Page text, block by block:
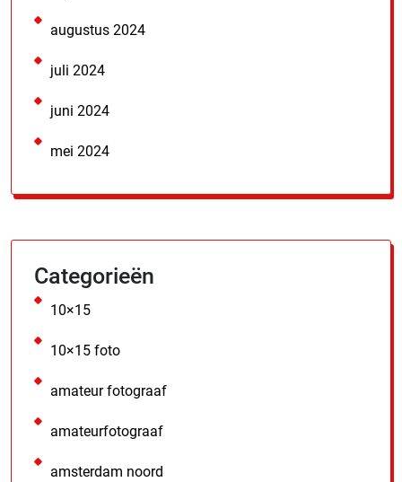
augustus 2024
juli 2024
juni 2024
mei 2024
Categorieën
10×15
10×15 foto
amateur fotograaf
amateurfotograaf
amsterdam noord